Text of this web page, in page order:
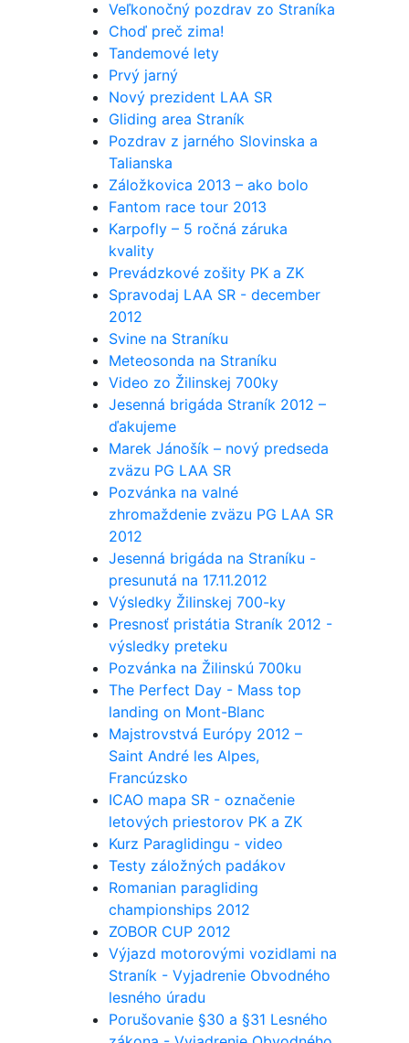
Veľkonočný pozdrav zo Straníka
Choď preč zima!
Tandemové lety
Prvý jarný
Nový prezident LAA SR
Gliding area Straník
Pozdrav z jarného Slovinska a
Talianska
Záložkovica 2013 – ako bolo
Fantom race tour 2013
Karpofly – 5 ročná záruka
kvality
Prevádzkové zošity PK a ZK
Spravodaj LAA SR - december
2012
Svine na Straníku
Meteosonda na Straníku
Video zo Žilinskej 700ky
Jesenná brigáda Straník 2012 –
ďakujeme
Marek Jánošík – nový predseda
zväzu PG LAA SR
Pozvánka na valné
zhromaždenie zväzu PG LAA SR
2012
Jesenná brigáda na Straníku -
presunutá na 17.11.2012
Výsledky Žilinskej 700-ky
Presnosť pristátia Straník 2012 -
výsledky preteku
Pozvánka na Žilinskú 700ku
The Perfect Day - Mass top
landing on Mont-Blanc
Majstrovstvá Európy 2012 –
Saint André les Alpes,
Francúzsko
ICAO mapa SR - označenie
letových priestorov PK a ZK
Kurz Paraglidingu - video
Testy záložných padákov
Romanian paragliding
championships 2012
ZOBOR CUP 2012
Výjazd motorovými vozidlami na
Straník - Vyjadrenie Obvodného
lesného úradu
Porušovanie §30 a §31 Lesného